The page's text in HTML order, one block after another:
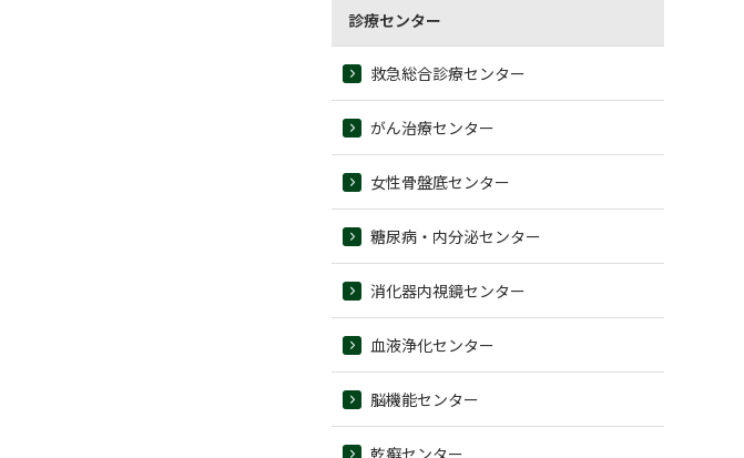
診療センター
救急総合診療センター
がん治療センター
女性骨盤底センター
糖尿病・内分泌センター
消化器内視鏡センター
血液浄化センター
脳機能センター